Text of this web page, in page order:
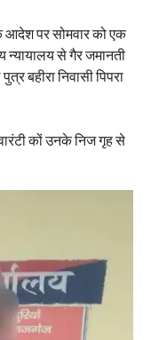
आदेश पर सोमवार को एक
न्यायालय से गैर जमानती
बहीरा निवासी पिपरा
कों उनके निज गृह से